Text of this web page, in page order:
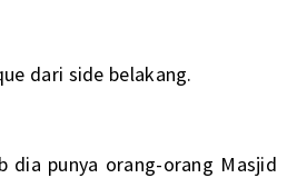
dari side belakang.
dia punya orang-orang Masjid